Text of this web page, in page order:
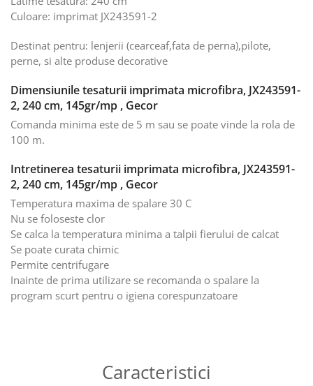
Culoare: imprimat JX243591-2
Destinat pentru: lenjerii (cearceaf,fata de perna),pilote,
perne, si alte produse decorative
Dimensiunile tesaturii imprimata microfibra, JX243591-
2, 240 cm, 145gr/mp , Gecor
Comanda minima este de 5 m sau se poate vinde la rola de
100 m.
Intretinerea tesaturii imprimata microfibra, JX243591-
2, 240 cm, 145gr/mp , Gecor
Temperatura maxima de spalare 30 C
Nu se foloseste clor
Se calca la temperatura minima a talpii fierului de calcat
Se poate curata chimic
Permite centrifugare
Inainte de prima utilizare se recomanda o spalare la
program scurt pentru o igiena corespunzatoare
Caracteristici